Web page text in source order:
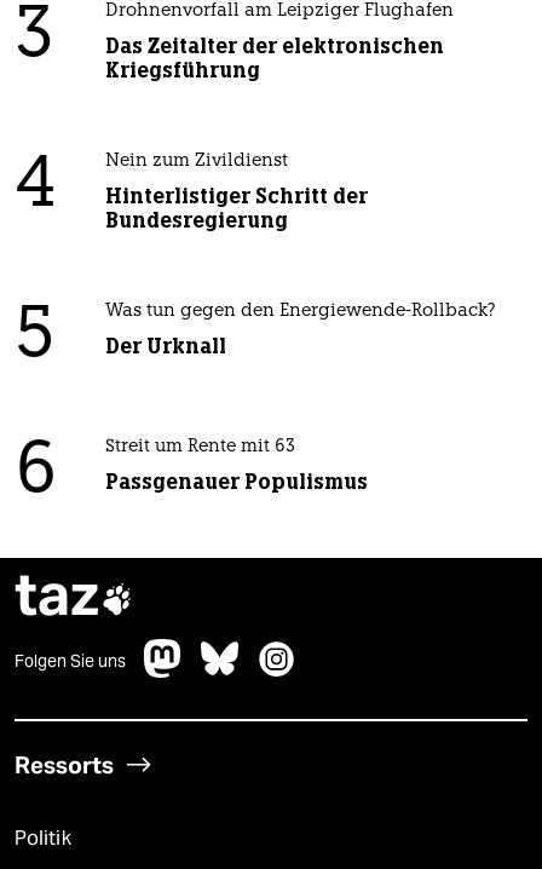
3 Drohnenvorfall am Leipziger Flughafen
Das Zeitalter der elektronischen
Kriegsführung
4 Nein zum Zivildienst
Hinterlistiger Schritt der
Bundesregierung
5 Was tun gegen den Energiewende-Rollback?
Der Urknall
6 Streit um Rente mit 63
Passgenauer Populismus
taz
Folgen Sie uns
Ressorts
Politik